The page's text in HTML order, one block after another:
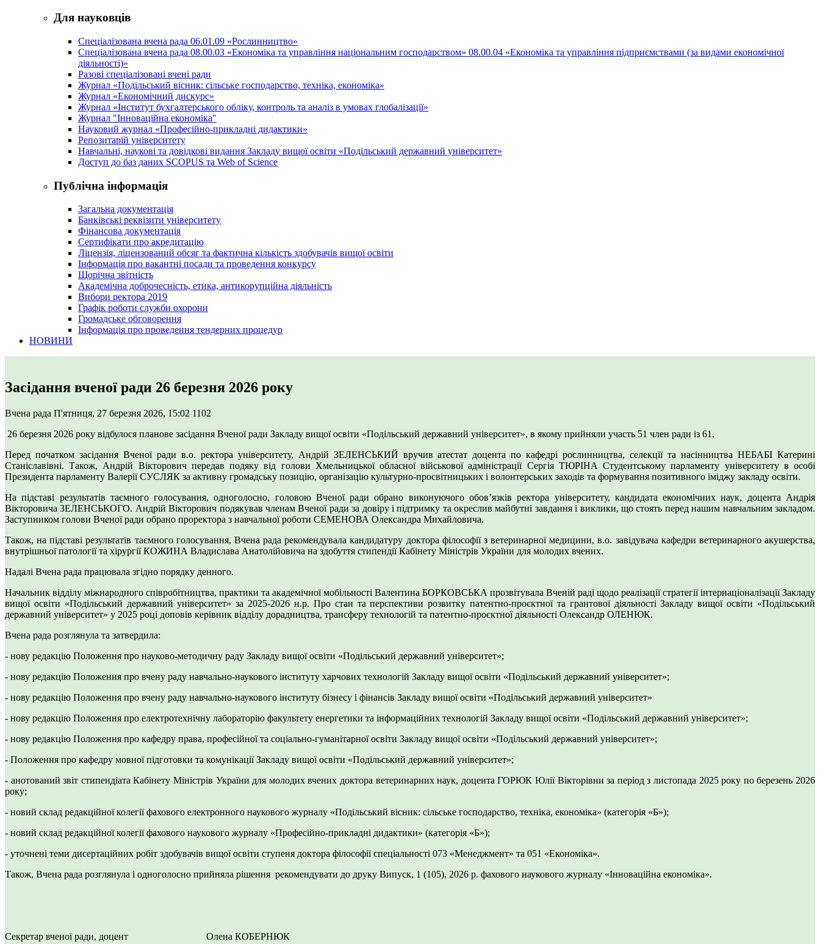
Для науковців
Спеціалізована вчена рада 06.01.09 «Рослинництво»
Спеціалізована вчена рада 08.00.03 «Економіка та управління національним господарством» 08.00.04 «Економіка та управління підприємствами (за видами економічної
діяльності)»
Разові спеціалізовані вчені ради
Журнал «Подільський вісник: сільське господарство, техніка, економіка»
Журнал «Економічний дискурс»
Журнал «Інститут бухгалтерського обліку, контроль та аналіз в умовах глобалізації»
Журнал "Інноваційна економіка"
Науковий журнал «Професійно-прикладні дидактики»
Репозитарій університету
Навчальні, наукові та довідкові видання Закладу вищої освіти «Подільський державний університет»
Доступ до баз даних SCOPUS та Web of Science
Публічна інформація
Загальна документація
Банківські реквізити університету
Фінансова документація
Сертифікати про акредитацію
Ліцензія, ліцензований обсяг та фактична кількість здобувачів вищої освіти
Інформація про вакантні посади та проведення конкурсу
Щорічна звітність
Академічна доброчесність, етика, антикорупційна діяльність
Вибори ректора 2019
Графік роботи служби охорони
Громадське обговорення
Інформація про проведення тендерних процедур
НОВИНИ
Засідання вченої ради 26 березня 2026 року
Вчена рада П'ятниця, 27 березня 2026, 15:02 1102
26 березня 2026 року відбулося планове засідання Вченої ради Закладу вищої освіти «Подільський державний університет», в якому прийняли участь 51 член ради із 61.
Перед початком засідання Вченої ради в.о. ректора університету, Андрій ЗЕЛЕНСЬКИЙ вручив атестат доцента по кафедрі рослинництва, селекції та насінництва НЕБАБІ Катерині
Станіславівні. Також, Андрій Вікторович передав подяку від голови Хмельницької обласної військової адміністрації Сергія ТЮРІНА Студентському парламенту університету в особі
Президента парламенту Валерії СУСЛЯК за активну громадську позицію, організацію культурно-просвітницьких і волонтерських заходів та формування позитивного іміджу закладу освіти.
На підставі результатів таємного голосування, одноголосно, головою Вченої ради обрано виконуючого обов’язків ректора університету, кандидата економічних наук, доцента Андрія
Вікторовича ЗЕЛЕНСЬКОГО. Андрій Вікторович подякував членам Вченої ради за довіру і підтримку та окреслив майбутні завдання і виклики, що стоять перед нашим навчальним закладом.
Заступником голови Вченої ради обрано проректора з навчальної роботи СЕМЕНОВА Олександра Михайловича.
Також, на підставі результатів таємного голосування, Вчена рада рекомендувала кандидатуру доктора філософії з ветеринарної медицини, в.о. завідувача кафедри ветеринарного акушерства,
внутрішньої патології та хірургії КОЖИНА Владислава Анатолійовича на здобуття стипендії Кабінету Міністрів України для молодих вчених.
Надалі Вчена рада працювала згідно порядку денного.
Начальник відділу міжнародного співробітництва, практики та академічної мобільності Валентина БОРКОВСЬКА прозвітувала Вченій раді щодо реалізації стратегії інтернаціоналізації Закладу
вищої освіти «Подільський державний університет» за 2025-2026 н.р. Про стан та перспективи розвитку патентно-проєктної та грантової діяльності Закладу вищої освіти «Подільський
державний університет» у 2025 році доповів керівник відділу дорадництва, трансферу технологій та патентно-проєктної діяльності Олександр ОЛЕНЮК.
Вчена рада розглянула та затвердила:
- нову редакцію Положення про науково-методичну раду Закладу вищої освіти «Подільський державний університет»;
- нову редакцію Положення про вчену раду навчально-наукового інституту харчових технологій Закладу вищої освіти «Подільський державний університет»;
- нову редакцію Положення про вчену раду навчально-наукового інституту бізнесу і фінансів Закладу вищої освіти «Подільський державний університет»
- нову редакцію Положення про електротехнічну лабораторію факультету енергетики та інформаційних технологій Закладу вищої освіти «Подільський державний університет»;
- нову редакцію Положення про кафедру права, професійної та соціально-гуманітарної освіти Закладу вищої освіти «Подільський державний університет»;
- Положення про кафедру мовної підготовки та комунікації Закладу вищої освіти «Подільський державний університет»;
- анотований звіт стипендіата Кабінету Міністрів України для молодих вчених доктора ветеринарних наук, доцента ГОРЮК Юлії Вікторівни за період з листопада 2025 року по березень 2026
року;
- новий склад редакційної колегії фахового електронного наукового журналу «Подільський вісник: сільське господарство, техніка, економіка» (категорія «Б»);
- новий склад редакційної колегії фахового наукового журналу «Професійно-прикладні дидактики» (категорія «Б»);
- уточнені теми дисертаційних робіт здобувачів вищої освіти ступеня доктора філософії спеціальності 073 «Менеджмент» та 051 «Економіка».
Також, Вчена рада розглянула і одноголосно прийняла рішення рекомендувати до друку Випуск, 1 (105), 2026 р. фахового наукового журналу «Інноваційна економіка».
Секретар вченої ради, доцент Олена КОБЕРНЮК